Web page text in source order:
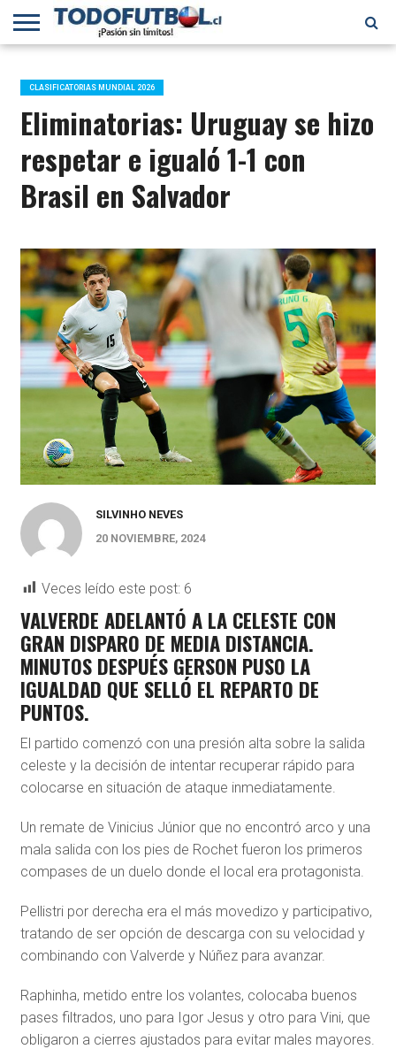
PRIMERA
B
SELECCIÓN
CHILENA
CHILENOS
EN EL
MUNDO
FÚTBOL
INTERNACIONAL
CLASIFICATORIAS MUNDIAL 2026
Eliminatorias: Uruguay se hizo
respetar e igualó 1-1 con
Brasil en Salvador
SILVINHO NEVES
20 NOVIEMBRE, 2024
Veces leído este post: 6
VALVERDE ADELANTÓ A LA CELESTE CON
GRAN DISPARO DE MEDIA DISTANCIA.
MINUTOS DESPUÉS GERSON PUSO LA
IGUALDAD QUE SELLÓ EL REPARTO DE
PUNTOS.
El partido comenzó con una presión alta sobre la salida
celeste y la decisión de intentar recuperar rápido para
colocarse en situación de ataque inmediatamente.
Un remate de Vinicius Júnior que no encontró arco y una
mala salida con los pies de Rochet fueron los primeros
compases de un duelo donde el local era protagonista.
Pellistri por derecha era el más movedizo y participativo,
tratando de ser opción de descarga con su velocidad y
combinando con Valverde y Núñez para avanzar.
Raphinha, metido entre los volantes, colocaba buenos
pases filtrados, uno para Igor Jesus y otro para Vini, que
obligaron a cierres ajustados para evitar males mayores.